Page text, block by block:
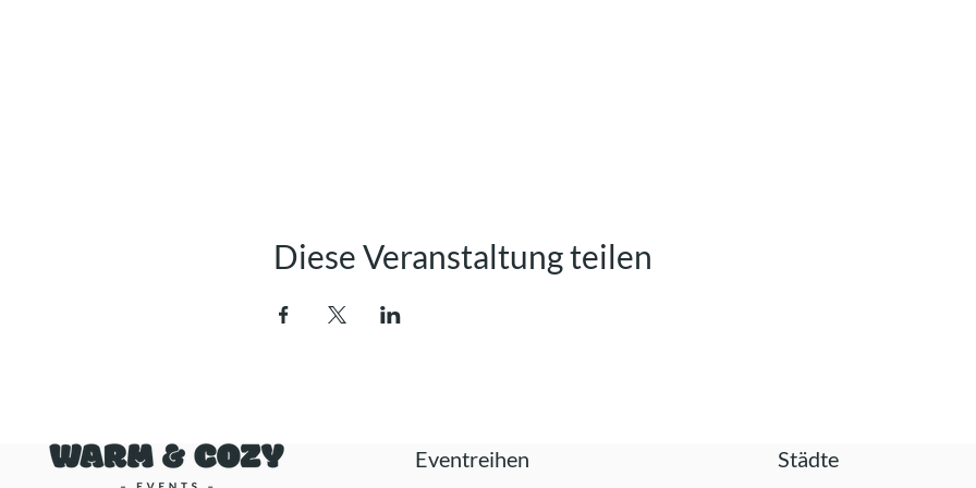
Diese Veranstaltung teilen
Eventreihen Städte